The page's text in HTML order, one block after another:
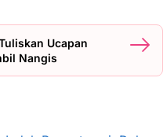
Ucapan
Nangis